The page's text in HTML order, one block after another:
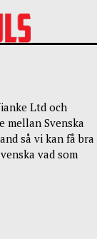
Ltd och
mellan Svenska
så vi kan få bra
vad som